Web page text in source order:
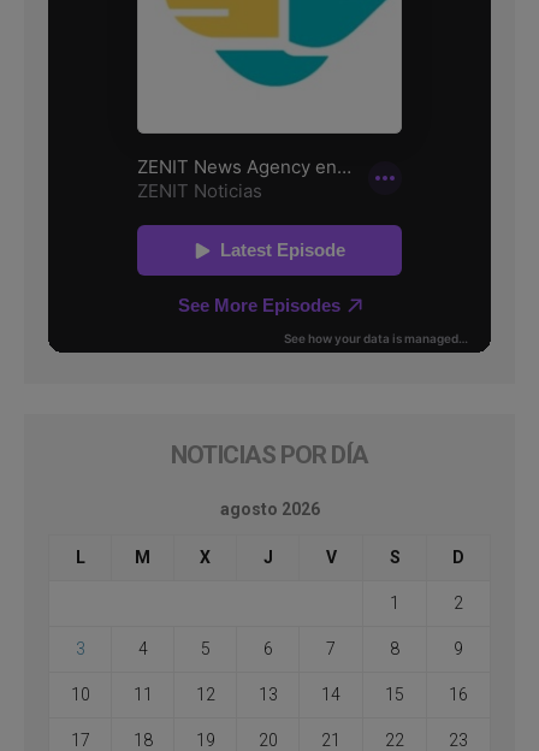
NOTICIAS POR DÍA
agosto 2026
L M X J V S D
1 2
3 4 5 6 7 8 9
10 11 12 13 14 15 16
17 18 19 20 21 22 23